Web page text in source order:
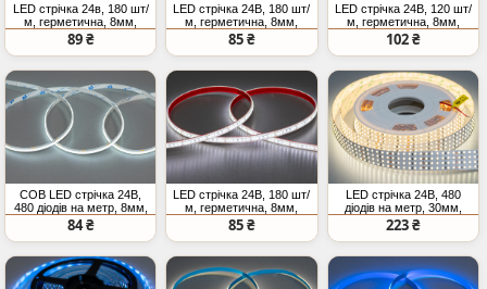
LED стрічка 24в, 180 шт/
м, герметична, 8мм,
нейтральний
89 ₴
LED стрічка 24В, 180 шт/
м, герметична, 8мм,
теплий
85 ₴
LED стрічка 24В, 120 шт/
м, герметична, 8мм,
нейтральний
102 ₴
COB LED стрічка 24В,
480 діодів на метр, 8мм,
холодний
84 ₴
LED стрічка 24В, 180 шт/
м, герметична, 8мм,
нейтральний
85 ₴
LED стрічка 24В, 480
діодів на метр, 30мм,
нейтральний
223 ₴